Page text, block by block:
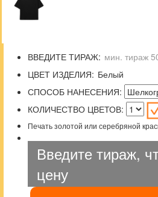
ВВЕДИТЕ ТИРАЖ:
ЦВЕТ ИЗДЕЛИЯ:
СПОСОБ НАНЕСЕНИЯ:
КОЛИЧЕСТВО ЦВЕТОВ:
Печать золотой или серебряной
Введите тираж,
цену